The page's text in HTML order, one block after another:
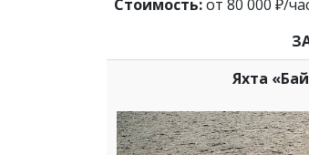
Стоимость:от 80 000 ₽/
Яхта